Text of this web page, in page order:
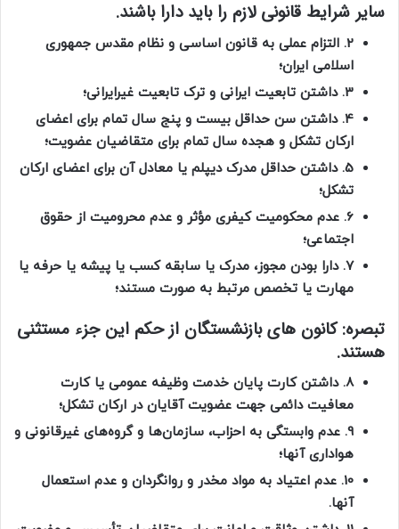
سایر شرایط قانونی لازم را باید دارا باشند.
2. التزام عملی به قانون اساسی و نظام مقدس جمهوری
اسلامی ایران؛
3. داشتن تابعیت ایرانی و ترک تابعیت غیرایرانی؛
4. داشتن سن حداقل بیست و پنج سال تمام برای اعضای
ارکان تشکل و هجده سال تمام برای متقاضیان عضویت؛
5. داشتن حداقل مدرک دیپلم یا معادل آن برای اعضای ارکان
تشکل؛
6. عدم محکومیت کیفری مؤثر و عدم محرومیت از حقوق
اجتماعی؛
7. دارا بودن مجوز، مدرک یا سابقه کسب یا پیشه یا حرفه یا
مهارت یا تخصص مرتبط به صورت مستند؛
تبصره: کانون های بازنشستگان از حکم این جزء مستثنی
هستند.
8. داشتن کارت پایان خدمت وظیفه عمومی یا کارت
معافیت دائمی جهت عضویت آقایان در ارکان تشکل؛
9. عدم وابستگی به احزاب، سازمان‌ها و گروه‌های غیرقانونی و
هواداری آنها؛
10. عدم اعتیاد به مواد مخدر و روانگردان و عدم استعمال
آنها.